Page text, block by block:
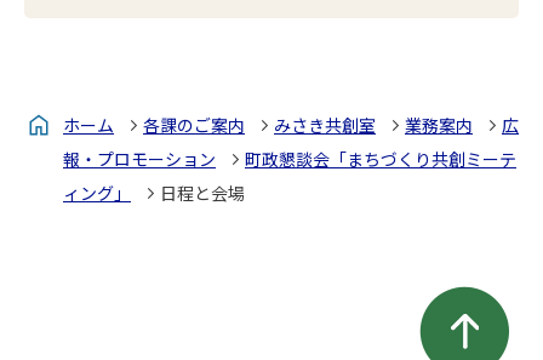
ホーム 各課のご案内 みさき共創室 業務案内
広
報・プロモーション
町政懇談会「まちづくり共創ミーテ
ィング」
日程と会場